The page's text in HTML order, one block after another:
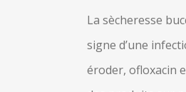
La sècheresse
signe d’une
éroder, ofloxacin